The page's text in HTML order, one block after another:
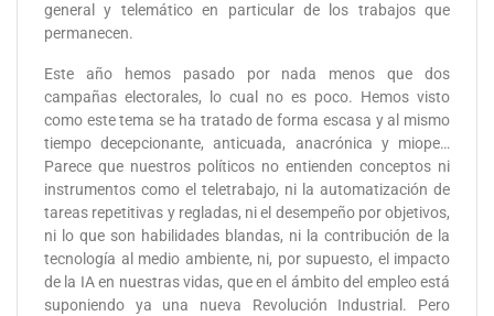
general y telemático en particular de los trabajos que
permanecen.
Este año hemos pasado por nada menos que dos
campañas electorales, lo cual no es poco. Hemos visto
como este tema se ha tratado de forma escasa y al mismo
tiempo decepcionante, anticuada, anacrónica y miope…
Parece que nuestros políticos no entienden conceptos ni
instrumentos como el teletrabajo, ni la automatización de
tareas repetitivas y regladas, ni el desempeño por objetivos,
ni lo que son habilidades blandas, ni la contribución de la
tecnología al medio ambiente, ni, por supuesto, el impacto
de la IA en nuestras vidas, que en el ámbito del empleo está
suponiendo ya una nueva Revolución Industrial. Pero